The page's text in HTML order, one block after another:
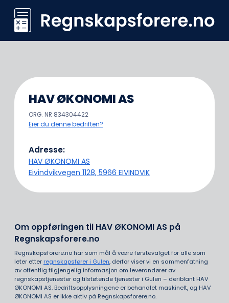
content
HAV ØKONOMI AS
ORG. NR 834304422
Eier du denne bedriften?
Adresse:
HAV ØKONOMI AS
Eivindvikvegen 1128, 5966 EIVINDVIK
Om oppføringen til HAV ØKONOMI AS på
Regnskapsforere.no
Regnskapsforere.no har som mål å være førstevalget for alle som
leter etter regnskapsfører i Gulen, derfor viser vi en sammenfatning
av offentlig tilgjengelig informasjon om leverandører av
regnskapstjenester og tilstøtende tjenester i Gulen – deriblant HAV
ØKONOMI AS. Bedriftsopplysningene er behandlet maskinelt, og HAV
ØKONOMI AS er ikke aktiv på Regnskapsforere.no.